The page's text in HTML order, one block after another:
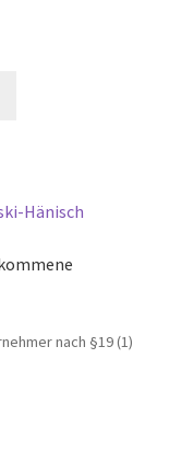
nach §19 (1)